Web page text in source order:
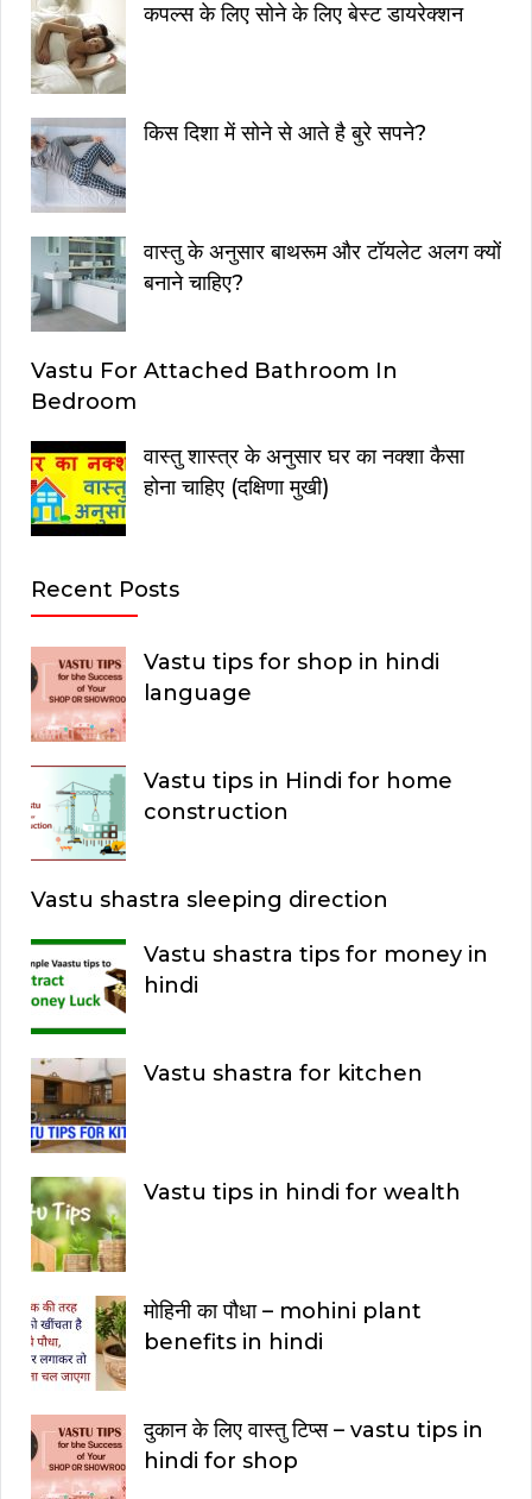
कपल्स के लिए सोने के लिए बेस्ट डायरेक्शन
किस दिशा में सोने से आते है बुरे सपने?
वास्तु के अनुसार बाथरूम और टॉयलेट अलग क्यों
बनाने चाहिए?
Vastu For Attached Bathroom In
Bedroom
वास्तु शास्त्र के अनुसार घर का नक्शा कैसा
होना चाहिए (दक्षिणा मुखी)
Recent Posts
Vastu tips for shop in hindi
language
Vastu tips in Hindi for home
construction
Vastu shastra sleeping direction
Vastu shastra tips for money in
hindi
Vastu shastra for kitchen
Vastu tips in hindi for wealth
मोहिनी का पौधा – mohini plant
benefits in hindi
दुकान के लिए वास्तु टिप्स – vastu tips in
hindi for shop